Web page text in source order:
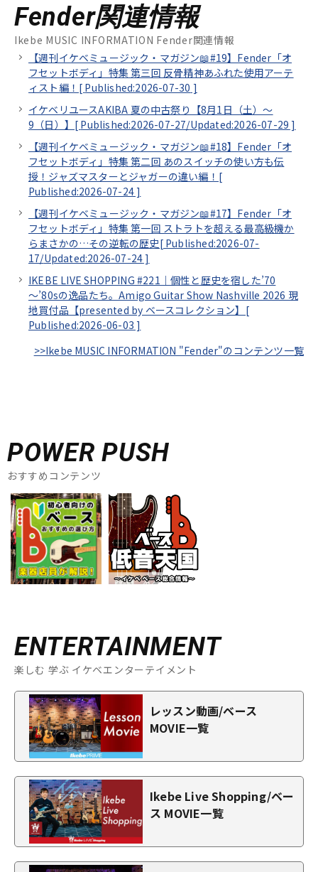
Fender関連情報
Ikebe MUSIC INFORMATION Fender関連情報
【週刊イケベミュージック・マガジン📖#19】Fender「オ
フセットボディ」特集 第三回 反骨精神あふれた使用アーテ
ィスト編！[ Published:2026-07-30 ]
イケベリユースAKIBA 夏の中古祭り【8月1日（土）～
9（日）】[ Published:2026-07-27/Updated:2026-07-29 ]
【週刊イケベミュージック・マガジン📖#18】Fender「オ
フセットボディ」特集 第二回 あのスイッチの使い方も伝
授！ジャズマスターとジャガーの違い編！[
Published:2026-07-24 ]
【週刊イケベミュージック・マガジン📖#17】Fender「オ
フセットボディ」特集 第一回 ストラトを超える最高級機か
らまさかの…その逆転の歴史[ Published:2026-07-
17/Updated:2026-07-24 ]
IKEBE LIVE SHOPPING #221｜個性と歴史を宿した’70
～’80sの逸品たち。Amigo Guitar Show Nashville 2026 現
地買付品【presented by ベースコレクション】[
Published:2026-06-03 ]
>>Ikebe MUSIC INFORMATION "Fender"のコンテンツ一覧
POWER PUSH
おすすめコンテンツ
ENTERTAINMENT
楽しむ 学ぶ イケベエンターテイメント
レッスン動画/ベース
MOVIE一覧
Ikebe Live Shopping/ベー
ス MOVIE一覧